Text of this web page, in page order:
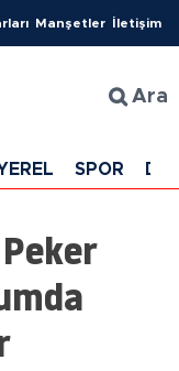
Manşetler İletişim
Ara
SPOR